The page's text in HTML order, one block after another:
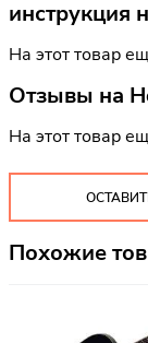
инструкция
На этот товар
Отзывы на
На этот товар
Похожие